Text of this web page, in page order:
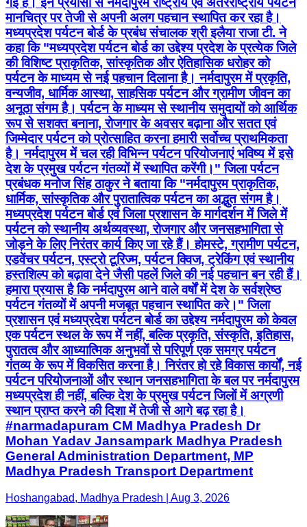
मानचित्र पर तेजी से अपनी अलग पहचान स्थापित कर रहा है।
मध्यप्रदेश पर्यटन बोर्ड के प्रबंध संचालक श्री इलैया राजा टी. ने
कहा कि "मध्यप्रदेश पर्यटन बोर्ड का उद्देश्य प्रदेश के प्रत्येक जिले
की विशिष्ट प्राकृतिक, सांस्कृतिक और ऐतिहासिक धरोहर को
पर्यटन के माध्यम से नई पहचान दिलाना है। नर्मदापुरम में प्रकृति,
वन्यजीव, धार्मिक आस्था, साहसिक पर्यटन और ग्रामीण जीवन का
अनूठा संगम है। पर्यटन के माध्यम से स्थानीय समुदायों को आर्थिक
रूप से सशक्त बनाना, रोजगार के अवसर बढ़ाना और सतत एवं
जिम्मेदार पर्यटन को प्रोत्साहित करना हमारी सर्वोच्च प्राथमिकता
है। नर्मदापुरम में चल रही विभिन्न पर्यटन परियोजनाएं भविष्य में इसे
देश के प्रमुख पर्यटन गंतव्यों में स्थापित करेंगी।" जिला पर्यटन
प्रबंधक मनोज सिंह ठाकुर ने बताया कि "नर्मदापुरम प्राकृतिक,
धार्मिक, सांस्कृतिक और पुरातात्विक पर्यटन का अद्भुत संगम है।
मध्यप्रदेश पर्यटन बोर्ड एवं जिला प्रशासन के मार्गदर्शन में जिले में
पर्यटन को स्थानीय अर्थव्यवस्था, रोजगार और जनसहभागिता से
जोड़ने के लिए निरंतर कार्य किए जा रहे हैं। होमस्टे, ग्रामीण पर्यटन,
एडवेंचर पर्यटन, एस्ट्रो टूरिज्म, पर्यटन क्विज, ट्रेकिंग एवं स्थानीय
हस्तशिल्प को बढ़ावा देने जैसी पहलें जिले की नई पहचान बन रही हैं।
हमारा प्रयास है कि नर्मदापुरम आने वाले वर्षों में देश के सर्वश्रेष्ठ
पर्यटन गंतव्यों में अपनी मजबूत पहचान स्थापित करे।" जिला
प्रशासन एवं मध्यप्रदेश पर्यटन बोर्ड का उद्देश्य नर्मदापुरम को केवल
एक पर्यटन स्थल के रूप में नहीं, बल्कि प्रकृति, संस्कृति, इतिहास,
पुरातत्व और आध्यात्मिक अनुभवों से परिपूर्ण एक समग्र पर्यटन
गंतव्य के रूप में विकसित करना है। निरंतर हो रहे विकास कार्यों, नई
पर्यटन परियोजनाओं और स्थान जनसहभागिता के बल पर नर्मदापुरम
मध्यप्रदेश ही नहीं, बल्कि देश के प्रमुख पर्यटन जिलों में अग्रणी
स्थान प्राप्त करने की दिशा में तेजी से आगे बढ़ रहा है।
#narmadapuram CM Madhya Pradesh Dr
Mohan Yadav Jansampark Madhya Pradesh
General Administration Department, MP
Madhya Pradesh Transport Department
Hoshangabad, Madhya Pradesh | Aug 3, 2026